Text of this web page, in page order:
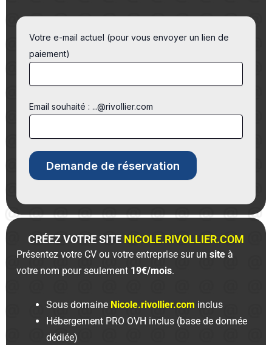
Votre e-mail actuel (pour vous envoyer un lien de
paiement)
Email souhaité : ...@rivollier.com
CRÉEZ VOTRE SITE NICOLE.RIVOLLIER.COM
Présentez votre CV ou votre entreprise sur unsite à
votre nom pour seulement 19€/mois.
Sous domaine Nicole.rivollier.com inclus
Hébergement PRO OVH inclus (base de donnée
dédiée)